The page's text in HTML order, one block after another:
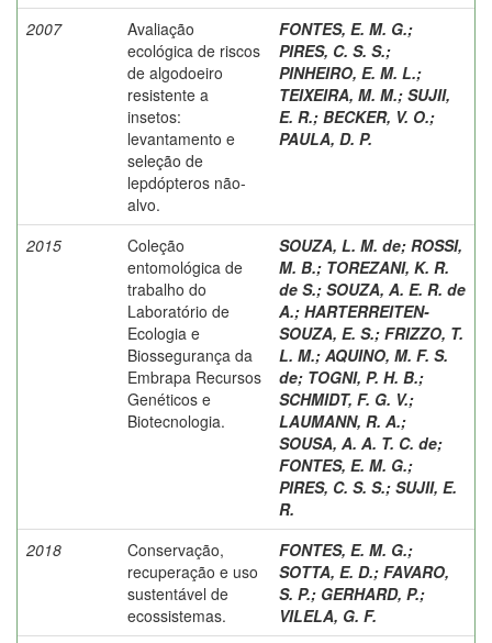
2007
Avaliação
ecológica de riscos
de algodoeiro
resistente a
insetos:
levantamento e
seleção de
lepdópteros não-
alvo.
FONTES, E. M. G.;
PIRES, C. S. S.;
PINHEIRO, E. M. L.;
TEIXEIRA, M. M.; SUJII,
E. R.; BECKER, V. O.;
PAULA, D. P.
2015
Coleção
entomológica de
trabalho do
Laboratório de
Ecologia e
Biossegurança da
Embrapa Recursos
Genéticos e
Biotecnologia.
SOUZA, L. M. de; ROSSI,
M. B.; TOREZANI, K. R.
de S.; SOUZA, A. E. R. de
A.; HARTERREITEN-
SOUZA, E. S.; FRIZZO, T.
L. M.; AQUINO, M. F. S.
de; TOGNI, P. H. B.;
SCHMIDT, F. G. V.;
LAUMANN, R. A.;
SOUSA, A. A. T. C. de;
FONTES, E. M. G.;
PIRES, C. S. S.; SUJII, E.
R.
2018
Conservação,
recuperação e uso
sustentável de
ecossistemas.
FONTES, E. M. G.;
SOTTA, E. D.; FAVARO,
S. P.; GERHARD, P.;
VILELA, G. F.